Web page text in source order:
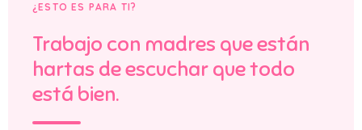
¿ESTO ES PARA TI?
Trabajo con madres que están
hartas de escuchar que todo
está bien.